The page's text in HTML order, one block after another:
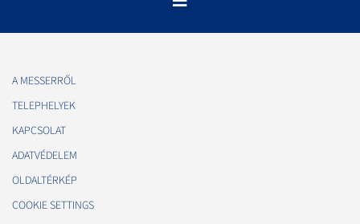
A MESSERRŐL
TELEPHELYEK
KAPCSOLAT
ADATVÉDELEM
OLDALTÉRKÉP
COOKIE SETTINGS